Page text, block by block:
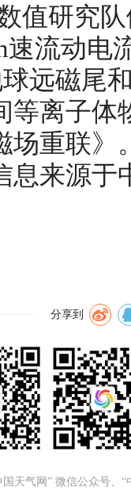
值研究
流动电
远磁尾
等离子体
场重联》
息来源于
分享到
天气网” 微信公众号、